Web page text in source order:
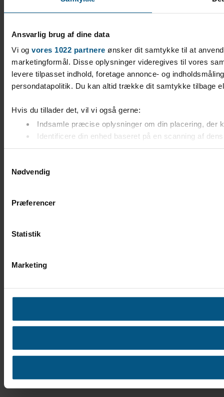
Ansvarlig brug af dine data
Vi og vores 1022 partnere ønsker dit samtykke til at
marketingformål. Disse oplysninger videregives til vores
levere tilpasset indhold, foretage annonce- og
persondatapolitik. Du kan altid trække dit samtykke tilbage
Hvis du tillader det, vil vi også gerne:
Indsamle præcise oplysninger om din placering, der
Identificere din enhed baseret på en scanning af
Dine valg anvendes på hele websitet.
Vi bruger cookies til at tilpasse vores indhold og annoncer,
Nødvendig
Præferencer
Statistik
Marketing